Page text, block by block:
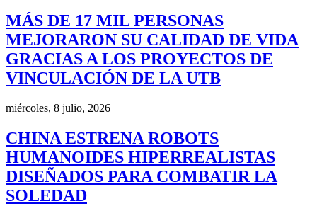
MÁS DE 17 MIL PERSONAS
MEJORARON SU CALIDAD DE VIDA
GRACIAS A LOS PROYECTOS DE
VINCULACIÓN DE LA UTB
miércoles, 8 julio, 2026
CHINA ESTRENA ROBOTS
HUMANOIDES HIPERREALISTAS
DISEÑADOS PARA COMBATIR LA
SOLEDAD